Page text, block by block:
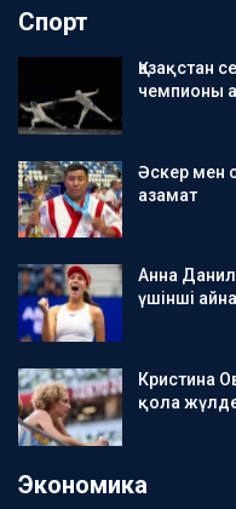
Спорт
Қазақстан
чемпионы
Әскер мен
азамат
Анна
үшінші
Кристина
қола
Экономика